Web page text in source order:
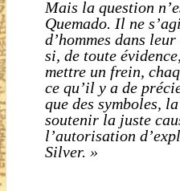
Mais la question
Quemado. Il ne
d’hommes dans
si, de toute
mettre un frein,
ce qu’il y a de
que des symboles,
soutenir la juste
l’autorisation
Silver. »